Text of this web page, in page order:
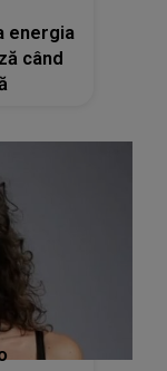
energia
când